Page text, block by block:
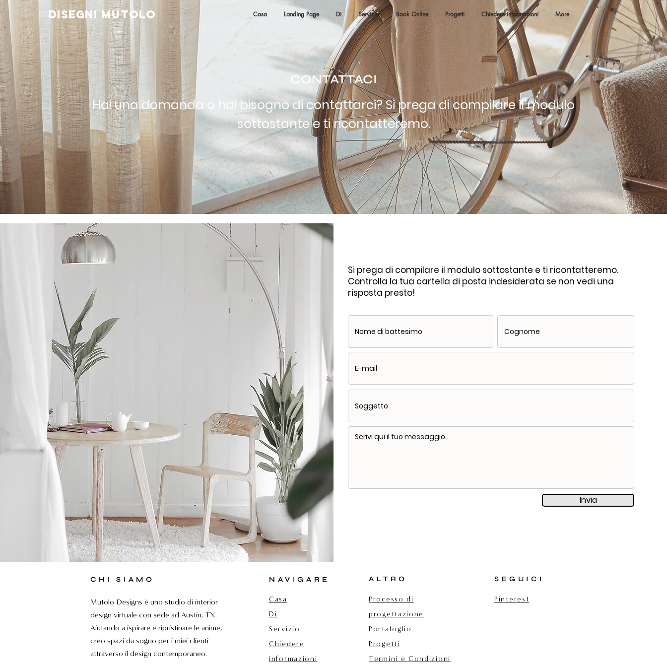
Disegni Mutolo Casa Landing Page Di Servizio Book Online Progetti Chiedere informazioni More
CONTATTACI
Hai una domanda o hai bisogno di contattarci? Si prega di compilare il modulo
sottostante e ti ricontatteremo.
Si prega di compilare il modulo sottostante e ti ricontatteremo.
Controlla la tua cartella di posta indesiderata se non vedi una
risposta presto!
Invia
CHI SIAMO
Mutolo Designs è uno studio di interior
design virtuale con sede ad Austin, TX.
Aiutando a ispirare e ripristinare le anime,
creo spazi da sogno per i miei clienti
attraverso il design contemporaneo.
NAVIGARE
Casa
Di
Servizio
Chiedere
informazioni
ALTRO
Processo di
progettazione
Portafoglio
Progetti
Termini e Condizioni
SEGUICI
Pinterest